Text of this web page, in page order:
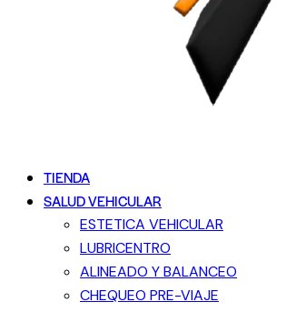
TIENDA
SALUD VEHICULAR
ESTETICA VEHICULAR
LUBRICENTRO
ALINEADO Y BALANCEO
CHEQUEO PRE-VIAJE